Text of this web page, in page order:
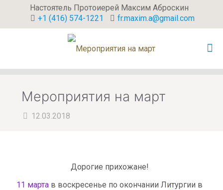
Настоятель Протоиерей Максим Аброскин
+1 (416) 574-1221
fr.maxim.a@gmail.com
Мероприятия на март
12.03.2018
Дорогие прихожане!
11 марта в воскресенье по окончании Литургии в